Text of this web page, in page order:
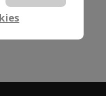
395569032